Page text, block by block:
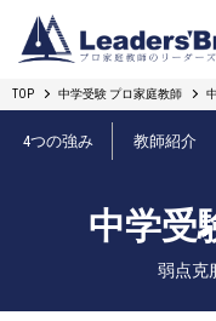
リーダーズブレイ
プロ教師紹介
TOP 中学受験 プロ家庭教師
4つの強み 教師紹介
中学受
弱点克